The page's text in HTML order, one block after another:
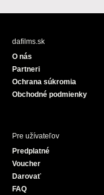
dafilms.sk
O nás
Partneri
Ochrana súkromia
Obchodné podmienky
Pre užívateľov
Predplatné
Voucher
Darovať
FAQ